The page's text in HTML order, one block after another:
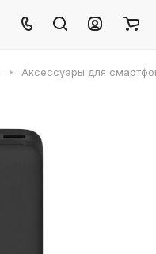
Аксессуары для